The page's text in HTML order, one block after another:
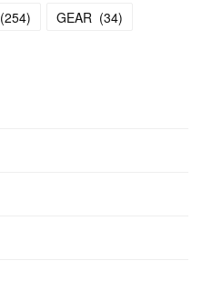
(254) GEAR (34)